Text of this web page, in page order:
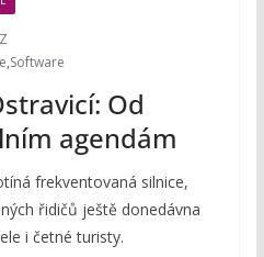
,Software
Od
agendám
frekventovaná silnice,
řidičů ještě donedávna
i četné turisty.